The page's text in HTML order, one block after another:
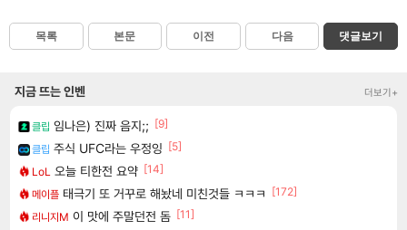
목록 본문 이전 다음 댓글보기
지금 뜨는 인벤 더보기+
클립 임나은) 진짜 음지;; [9]
클립 주식 UFC라는 우정잉 [5]
LoL 오늘 티한전 요약 [14]
메이플 태극기 또 거꾸로 해놨네 미친것들 ㅋㅋㅋ
[172]
리니지M 이 맛에 주말던전 돔 [11]